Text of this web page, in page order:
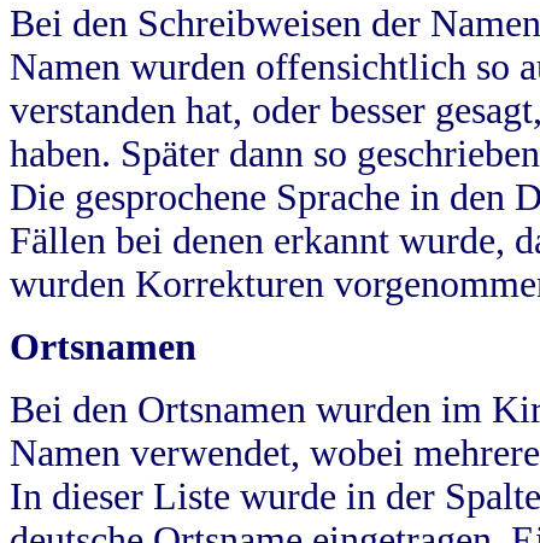
Bei den Schreibweisen der
Namen wurden offensichtlich so
verstanden hat, oder besser
haben. Später dann so
Die gesprochene Sprache in
Fällen bei denen erkannt wurde,
wurden Korrekturen
Ortsnamen
Bei den Ortsnamen wurden im
Namen verwendet, wobei
In dieser Liste wurde in der